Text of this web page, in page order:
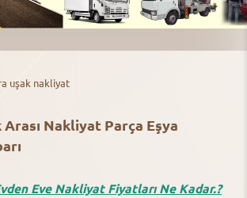
uşak nakliyat
Nakliyat Parça Eşya
Eve Nakliyat Fiyatları Ne Kadar.?